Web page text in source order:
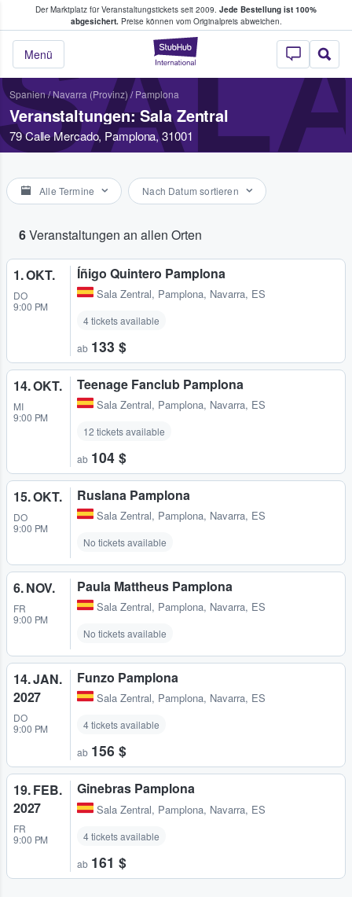
Der Marktplatz für Veranstaltungstickets seit 2009. Jede Bestellung ist 100%
abgesichert.Preise können vom Originalpreis abweichen.
StubHub - Wo
Menü
Tickets kaufen & verkaufen
Spanien/Navarra (Provinz) / Pamplona
Veranstaltungen: Sala Zentral
79 Calle Mercado, Pamplona, 31001
Alle Termine Nach Datum sortieren
6Veranstaltungen an allen Orten
1. OKT.
DO
9:00 PM
Íñigo Quintero Pamplona
Sala Zentral, Pamplona, Navarra, ES
4 tickets available
ab 133 $
14. OKT.
MI
9:00 PM
Teenage Fanclub Pamplona
Sala Zentral, Pamplona, Navarra, ES
12 tickets available
ab 104 $
15. OKT.
DO
9:00 PM
Ruslana Pamplona
Sala Zentral, Pamplona, Navarra, ES
No tickets available
6. NOV.
FR
9:00 PM
Paula Mattheus Pamplona
Sala Zentral, Pamplona, Navarra, ES
No tickets available
14. JAN.
2027
DO
9:00 PM
Funzo Pamplona
Sala Zentral, Pamplona, Navarra, ES
4 tickets available
ab 156 $
19. FEB.
2027
FR
9:00 PM
Ginebras Pamplona
Sala Zentral, Pamplona, Navarra, ES
4 tickets available
ab 161 $